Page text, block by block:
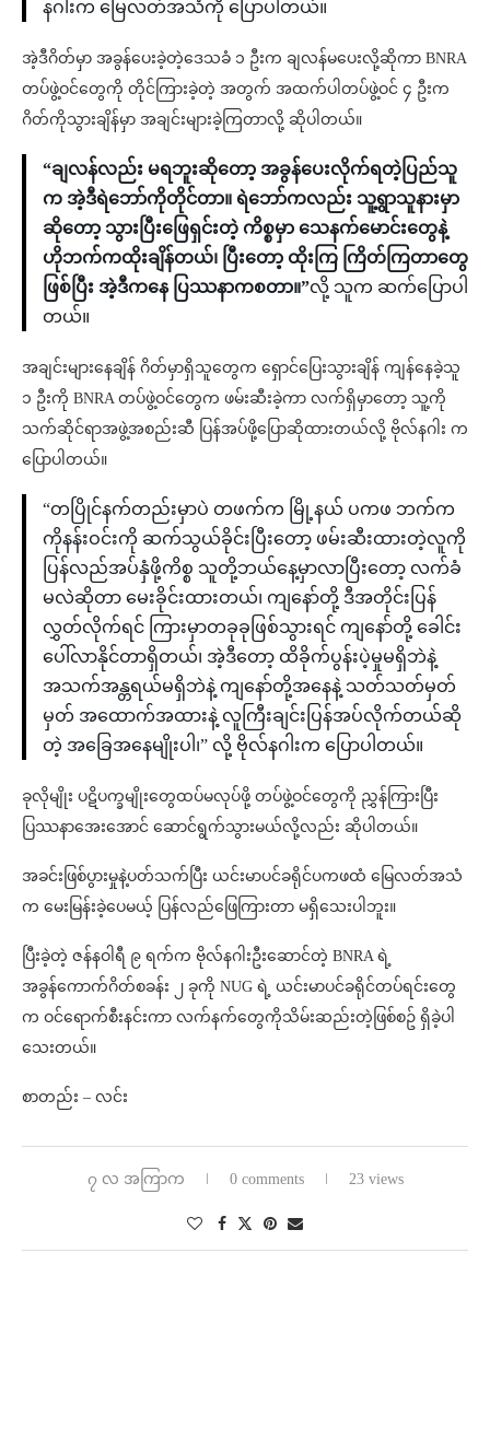
နဂါးက မြေလတ်အသံကို ပြောပါတယ်။
အဲ့ဒီဂိတ်မှာ အခွန်ပေးခဲ့တဲ့ဒေသခံ ၁ ဦးက ချလန်မပေးလို့ဆိုကာ BNRA
တပ်ဖွဲ့ဝင်တွေကို တိုင်ကြားခဲ့တဲ့ အတွက် အထက်ပါတပ်ဖွဲ့ဝင် ၄ ဦးက
ဂိတ်ကိုသွားချိန်မှာ အချင်းများခဲ့ကြတာလို့ ဆိုပါတယ်။
“ချလန်လည်း မရဘူးဆိုတော့ အခွန်ပေးလိုက်ရတဲ့ပြည်သူ
က အဲ့ဒီရဲဘော်ကိုတိုင်တာ။ ရဲဘော်ကလည်း သူ့ရွာသူနားမှာ
ဆိုတော့ သွားပြီးဖြေရှင်းတဲ့ ကိစ္စမှာ သေနက်မောင်းတွေနဲ့
ဟိုဘက်ကထိုးချိန်တယ်၊ ပြီးတော့ ထိုးကြ ကြိတ်ကြတာတွေ
ဖြစ်ပြီး အဲ့ဒီကနေ ပြဿနာကစတာ။”လို့ သူက ဆက်ပြောပါ
တယ်။
အချင်းများနေချိန် ဂိတ်မှာရှိသူတွေက ရှောင်ပြေးသွားချိန် ကျန်နေခဲ့သူ
၁ ဦးကို BNRA တပ်ဖွဲ့ဝင်တွေက ဖမ်းဆီးခဲ့ကာ လက်ရှိမှာတော့ သူ့ကို
သက်ဆိုင်ရာအဖွဲ့အစည်းဆီ ပြန်အပ်ဖို့ပြောဆိုထားတယ်လို့ ဗိုလ်နဂါး က
ပြောပါတယ်။
“တပြိုင်နက်တည်းမှာပဲ တဖက်က မြို့နယ် ပကဖ ဘက်က
ကိုနန်းဝင်းကို ဆက်သွယ်ခိုင်းပြီးတော့ ဖမ်းဆီးထားတဲ့လူကို
ပြန်လည်အပ်နှံဖို့ကိစ္စ သူတို့ဘယ်နေ့မှာလာပြီးတော့ လက်ခံ
မလဲဆိုတာ မေးခိုင်းထားတယ်၊ ကျနော်တို့ ဒီအတိုင်းပြန်
လွှတ်လိုက်ရင် ကြားမှာတခုခုဖြစ်သွားရင် ကျနော်တို့ ခေါင်း
ပေါ်လာနိုင်တာရှိတယ်၊ အဲ့ဒီတော့ ထိခိုက်ပွန်းပဲ့မှုမရှိဘဲနဲ့
အသက်အန္တရယ်မရှိဘဲနဲ့ ကျနော်တို့အနေနဲ့ သတ်သတ်မှတ်
မှတ် အထောက်အထားနဲ့ လူကြီးချင်းပြန်အပ်လိုက်တယ်ဆို
တဲ့ အခြေအနေမျိုးပါ၊” လို့ ဗိုလ်နဂါးက ပြောပါတယ်။
ခုလိုမျိုး ပဋိပက္ခမျိုးတွေထပ်မလုပ်ဖို့ တပ်ဖွဲ့ဝင်တွေကို ညွှန်ကြားပြီး
ပြဿနာအေးအောင် ဆောင်ရွက်သွားမယ်လို့လည်း ဆိုပါတယ်။
အခင်းဖြစ်ပွားမှုနဲ့ပတ်သက်ပြီး ယင်းမာပင်ခရိုင်ပကဖထံ မြေလတ်အသံ
က မေးမြန်းခဲ့ပေမယ့် ပြန်လည်ဖြေကြားတာ မရှိသေးပါဘူး။
ပြီးခဲ့တဲ့ ဇန်နဝါရီ ၉ ရက်က ဗိုလ်နဂါးဦးဆောင်တဲ့ BNRA ရဲ့
အခွန်ကောက်ဂိတ်စခန်း ၂ ခုကို NUG ရဲ့ ယင်းမာပင်ခရိုင်တပ်ရင်းတွေ
က ဝင်ရောက်စီးနင်းကာ လက်နက်တွေကိုသိမ်းဆည်းတဲ့ဖြစ်စဥ် ရှိခဲ့ပါ
သေးတယ်။
စာတည်း – လင်း
၇ လ အကြာက 0 comments 23 views